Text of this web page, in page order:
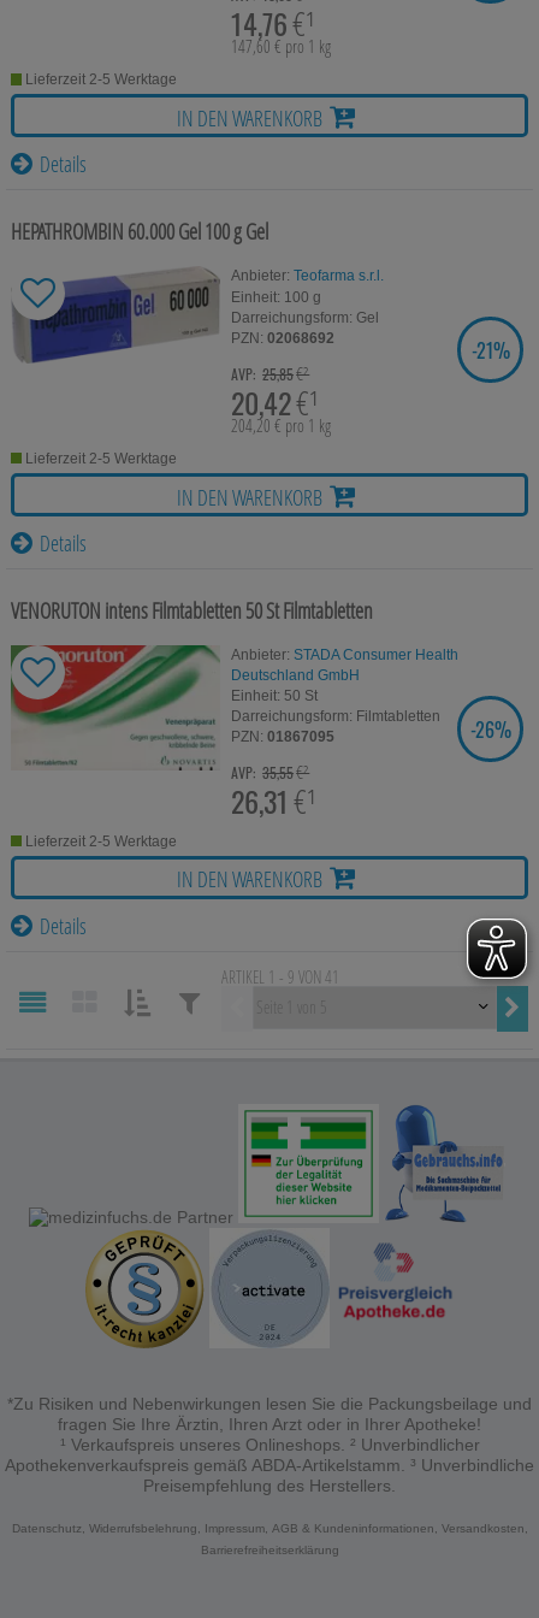
14,76€¹
147,60 € pro 1 kg
Lieferzeit 2-5 Werktage
IN DEN WARENKORB
Details
HEPATHROMBIN 60.000 Gel100 gGel
Anbieter: Teofarma s.r.l.
Einheit: 100 g
Darreichungsform: Gel
PZN: 02068692
AVP: 25,85€²
20,42€¹
204,20 € pro 1 kg
SIE SPAREN
-21%
Lieferzeit 2-5 Werktage
IN DEN WARENKORB
Details
VENORUTON intens Filmtabletten 50 StFilmtabletten
Anbieter: STADA Consumer Health
Deutschland GmbH
Einheit: 50 St
Darreichungsform: Filmtabletten
PZN: 01867095
AVP: 35,55€²
26,31 €¹
SIE SPAREN
-26%
Lieferzeit 2-5 Werktage
IN DEN WARENKORB
Details
ARTIKEL 1 - 9 VON 41
*Zu Risiken und Nebenwirkungen lesen Sie die Packungsbeilage und
fragen Sie Ihre Ärztin, Ihren Arzt oder in Ihrer Apotheke!
¹ Verkaufspreis unseres Onlineshops. ² Unverbindlicher
Apothekenverkaufspreis gemäß ABDA-Artikelstamm. ³ Unverbindliche
Preisempfehlung des Herstellers.
Datenschutz, Widerrufsbelehrung, Impressum, AGB & Kundeninformationen, Versandkosten,
Barrierefreiheitserklärung